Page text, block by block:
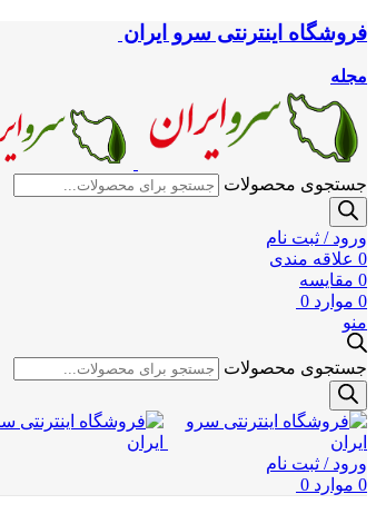
فروشگاه اینترنتی سرو ایران
مجله
جستجوی محصولات
ورود / ثبت نام
0 علاقه مندی
0 مقایسه
0 موارد 0
منو
جستجوی محصولات
ورود / ثبت نام
0 موارد 0